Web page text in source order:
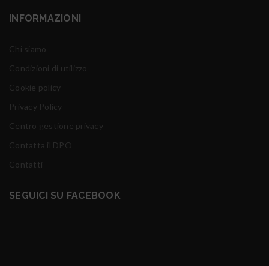
INFORMAZIONI
Chi siamo
Condizioni di utilizzo
Cookie policy
Privacy Policy
Centro gestione privacy
Contatta il DPO
Contatti
SEGUICI SU FACEBOOK